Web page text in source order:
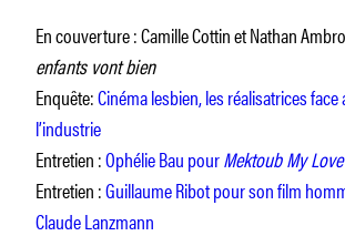
En couverture : Camille Cottin et Nathan
enfants vont bien
Enquête:Cinéma lesbien, les réalisatrices
l’industrie
Entretien :Ophélie Bau pourMektoub My Love
Entretien :Guillaume Ribot pour son film
Claude Lanzmann